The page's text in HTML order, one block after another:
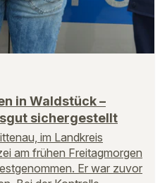
in Waldstück –
sichergestellt
im Landkreis
am frühen Freitagmorgen
Er war zuvor